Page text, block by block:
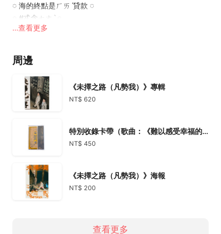
◌ 海的終點是ㄏㄞˊ貸款 ◌
◌ #忒念ㄊㄜˋ ◌
在吉他與和聲溫暖堆疊中，
試圖帶著聽眾無條件的溫柔擁抱。
#Theseus忒修斯 ＃忒唸ㄊㄜˋ
...查看更多
周邊
《未擇之路（凡勢我）》專輯
NT$ 620
特別收錄卡帶（歌曲：《難以感受幸福的人》《廢棄清理》）
NT$ 450
《未擇之路（凡勢我）》海報
NT$ 200
查看更多